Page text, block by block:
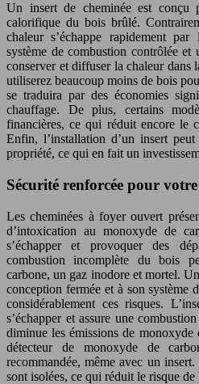
Un insert de cheminée est conçu
calorifique du bois brûlé.
chaleur s’échappe rapidement
système de combustion contrôlée
conserver et diffuser la chaleur dans
utiliserez beaucoup moins de bois
se traduira par des économies
chauffage. De plus, certains
financières, ce qui réduit encore le
Enfin, l’installation d’un insert
propriété, ce qui en fait un
Sécurité renforcée pour
Les cheminées à foyer ouvert
d’intoxication au monoxyde de
s’échapper et provoquer des
combustion incomplète du bois
carbone, un gaz inodore et mortel.
conception fermée et à son système
considérablement ces risques.
s’échapper et assure une
diminue les émissions de monoxyde
détecteur de monoxyde de
recommandée, même avec un
sont isolées, ce qui réduit le risque